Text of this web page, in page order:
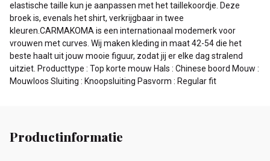
elastische taille kun je aanpassen met het taillekoordje. Deze
broek is, evenals het shirt, verkrijgbaar in twee
kleuren.CARMAKOMA is een internationaal modemerk voor
vrouwen met curves. Wij maken kleding in maat 42-54 die het
beste haalt uit jouw mooie figuur, zodat jij er elke dag stralend
uitziet. Producttype : Top korte mouw Hals : Chinese boord Mouw :
Mouwloos Sluiting : Knoopsluiting Pasvorm : Regular fit
Productinformatie